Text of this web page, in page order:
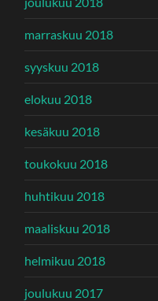
marraskuu 2018
syyskuu 2018
elokuu 2018
kesäkuu 2018
toukokuu 2018
huhtikuu 2018
maaliskuu 2018
helmikuu 2018
joulukuu 2017